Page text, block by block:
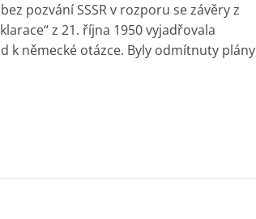
pozvání SSSR v rozporu se závěry z
z 21. října 1950 vyjadřovala
k německé otázce. Byly odmítnuty plány